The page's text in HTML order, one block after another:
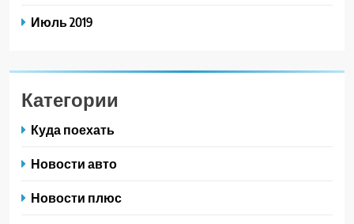
Июль 2019
Категории
Куда поехать
Новости авто
Новости плюс